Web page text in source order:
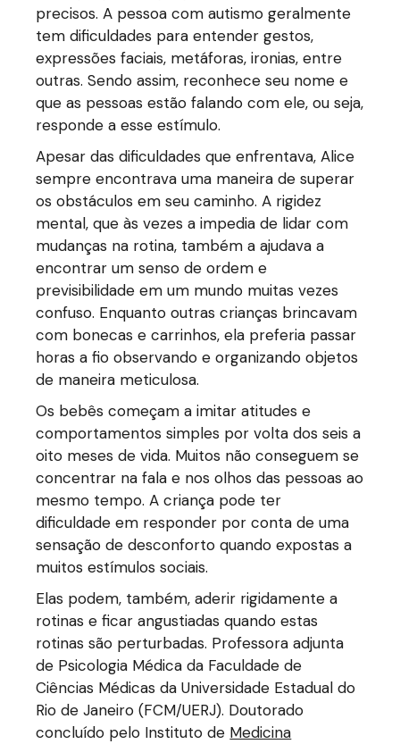
precisos. A pessoa com autismo geralmente
tem dificuldades para entender gestos,
expressões faciais, metáforas, ironias, entre
outras. Sendo assim, reconhece seu nome e
que as pessoas estão falando com ele, ou seja,
responde a esse estímulo.
Apesar das dificuldades que enfrentava, Alice
sempre encontrava uma maneira de superar
os obstáculos em seu caminho. A rigidez
mental, que às vezes a impedia de lidar com
mudanças na rotina, também a ajudava a
encontrar um senso de ordem e
previsibilidade em um mundo muitas vezes
confuso. Enquanto outras crianças brincavam
com bonecas e carrinhos, ela preferia passar
horas a fio observando e organizando objetos
de maneira meticulosa.
Os bebês começam a imitar atitudes e
comportamentos simples por volta dos seis a
oito meses de vida. Muitos não conseguem se
concentrar na fala e nos olhos das pessoas ao
mesmo tempo. A criança pode ter
dificuldade em responder por conta de uma
sensação de desconforto quando expostas a
muitos estímulos sociais.
Elas podem, também, aderir rigidamente a
rotinas e ficar angustiadas quando estas
rotinas são perturbadas. Professora adjunta
de Psicologia Médica da Faculdade de
Ciências Médicas da Universidade Estadual do
Rio de Janeiro (FCM/UERJ). Doutorado
concluído pelo Instituto de Medicina